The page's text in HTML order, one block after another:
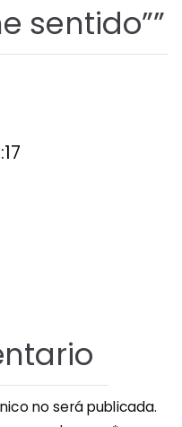
sentido””
no será publicada.